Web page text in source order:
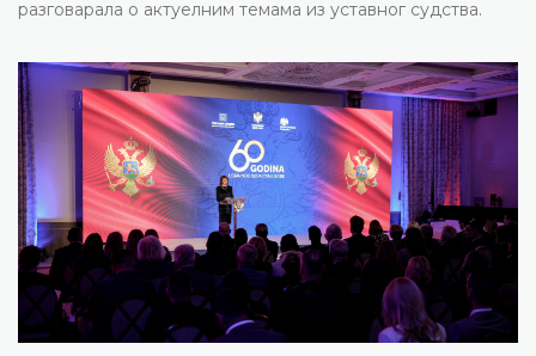
разговарала о актуелним темама из уставног судствa.